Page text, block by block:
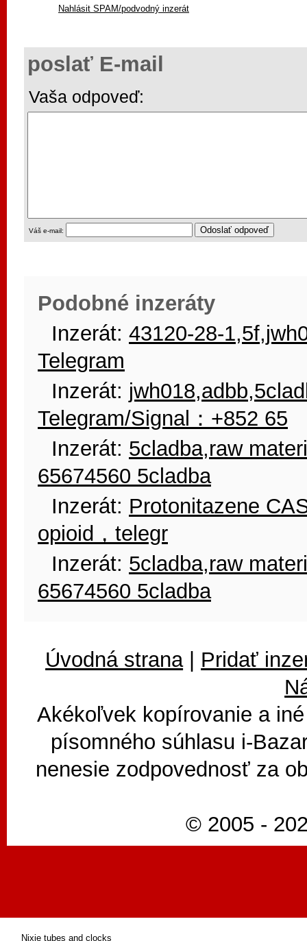
Nahlásit SPAM/podvodný inzerát
poslať E-mail
Vaša odpoveď:
Váš e-mail:
Podobné inzeráty
Inzerát: 43120-28-
Telegram
Inzerát:
Telegram/Signal：+852 65
Inzerát: 5cladba,raw
65674560 5cladba
Inzerát: Protonitazene
opioid，telegr
Inzerát: 5cladba,raw
65674560 5cladba
Úvodná strana| Pridať
Akékoľvek kopírovanie a
písomného súhlasu i-
nenesie zodpovednosť za
© 2005 -
Nixie tubes and clocks